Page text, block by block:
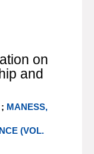
on
and
MANESS,
(VOL.